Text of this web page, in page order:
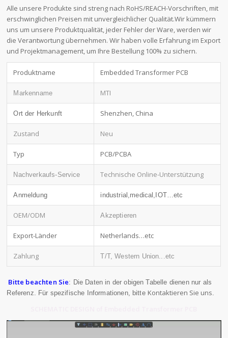
Alle unsere Produkte sind streng nach RoHS/REACH-Vorschriften, mit
erschwinglichen Preisen mit unvergleichlicher Qualität.Wir kümmern
uns um unsere Produktqualität, jeder Fehler der Ware, werden wir
die Verantwortung übernehmen. Wir haben volle Erfahrung im Export
und Projektmanagement, um Ihre Bestellung 100% zu sichern.
Produktname Embedded Transformer PCB
Markenname MTI
Ort der Herkunft Shenzhen, China
Zustand Neu
Typ PCB/PCBA
Nachverkaufs-Service Technische Online-Unterstützung
Anmeldung industrial,medical,IOT…etc
OEM/ODM Akzeptieren
Export-Länder Netherlands…etc
Zahlung T/T, Western Union...etc
Bitte beachten Sie: Die Daten in der obigen Tabelle dienen nur als
Referenz. Für spezifische Informationen, bitte Kontaktieren Sie uns.